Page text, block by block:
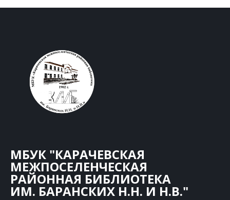
МБУК "КАРАЧЕВСКАЯ
МЕЖПОСЕЛЕНЧЕСКАЯ
РАЙОННАЯ БИБЛИОТЕКА
ИМ. БАРАНСКИХ Н.Н. И Н.В."